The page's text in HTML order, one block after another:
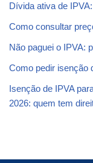
Dívida ativa de
Como consultar
Não paguei o IPVA:
Como pedir isenção
Isenção de IPVA
2026: quem tem